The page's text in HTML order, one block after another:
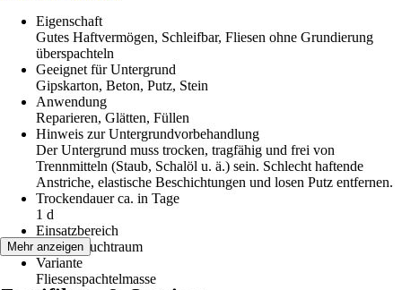
Eigenschaft
Gutes Haftvermögen, Schleifbar, Fliesen ohne Grundierung
überspachteln
Geeignet für Untergrund
Gipskarton, Beton, Putz, Stein
Anwendung
Reparieren, Glätten, Füllen
Hinweis zur Untergrundvorbehandlung
Der Untergrund muss trocken, tragfähig und frei von
Trennmitteln (Staub, Schalöl u. ä.) sein. Schlecht haftende
Anstriche, elastische Beschichtungen und losen Putz entfernen.
Trockendauer ca. in Tage
1 d
Einsatzbereich
Innen, Feuchtraum
Variante
Fliesenspachtelmasse
Mehr anzeigen